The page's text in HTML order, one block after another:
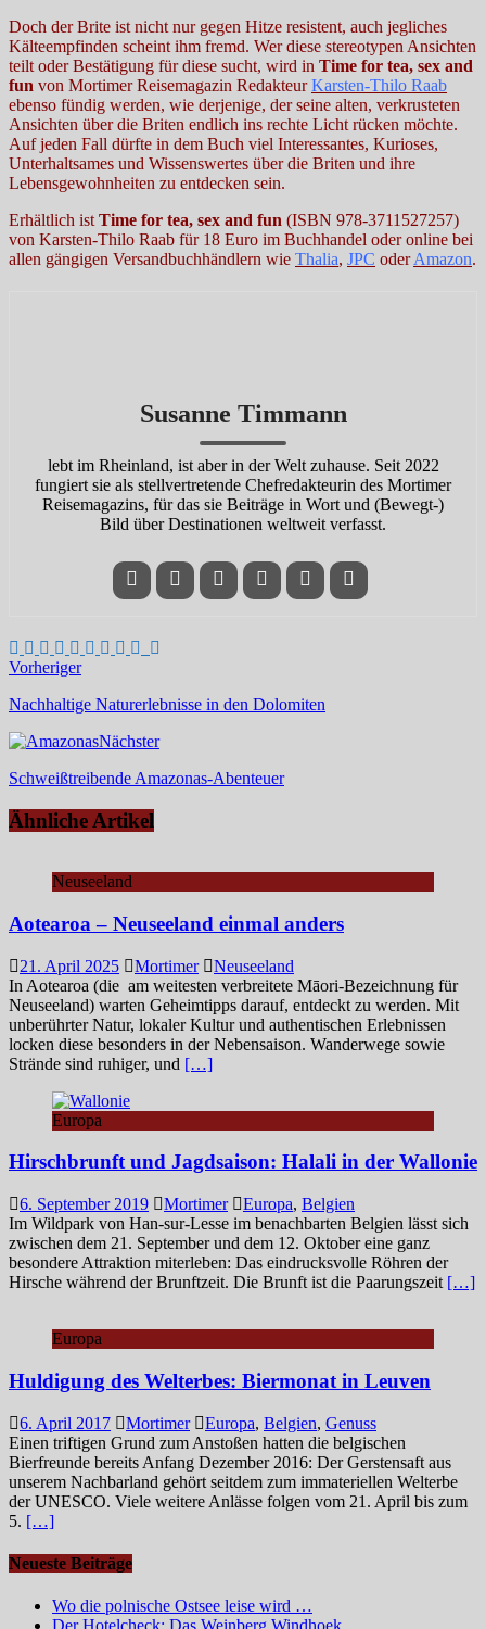
Doch der Brite ist nicht nur gegen Hitze resistent, auch jegliches
Kälteempfinden scheint ihm fremd. Wer diese stereotypen Ansichten
teilt oder Bestätigung für diese sucht, wird in Time for tea, sex and
fun von Mortimer Reisemagazin RedakteurKarsten-Thilo Raab
ebenso fündig werden, wie derjenige, der seine alten, verkrusteten
Ansichten über die Briten endlich ins rechte Licht rücken möchte.
Auf jeden Fall dürfte in dem Buch viel Interessantes, Kurioses,
Unterhaltsames und Wissenswertes über die Briten und ihre
Lebensgewohnheiten zu entdecken sein.
Erhältlich ist Time for tea, sex and fun (ISBN 978-3711527257)
von Karsten-Thilo Raab für 18 Euro im Buchhandel oder online bei
allen gängigen Versandbuchhändlern wie Thalia, JPC oderAmazon.
Susanne Timmann
lebt im Rheinland, ist aber in der Welt zuhause. Seit 2022
fungiert sie als stellvertretende Chefredakteurin des Mortimer
Reisemagazins, für das sie Beiträge in Wort und (Bewegt-)
Bild über Destinationen weltweit verfasst.
Vorheriger
Nachhaltige Naturerlebnisse in den Dolomiten
Nächster
Schweißtreibende Amazonas-Abenteuer
Ähnliche Artikel
Neuseeland
Aotearoa – Neuseeland einmal anders
21. April 2025 Mortimer
Neuseeland
In Aotearoa (die am weitesten verbreitete Māori-Bezeichnung für
Neuseeland) warten Geheimtipps darauf, entdeckt zu werden. Mit
unberührter Natur, lokaler Kultur und authentischen Erlebnissen
locken diese besonders in der Nebensaison. Wanderwege sowie
Strände sind ruhiger, und […]
Europa
Hirschbrunft und Jagdsaison: Halali in der Wallonie
6. September 2019 Mortimer Europa, Belgien
Im Wildpark von Han-sur-Lesse im benachbarten Belgien lässt sich
zwischen dem 21. September und dem 12. Oktober eine ganz
besondere Attraktion miterleben: Das eindrucksvolle Röhren der
Hirsche während der Brunftzeit. Die Brunft ist die Paarungszeit […]
Europa
Huldigung des Welterbes: Biermonat in Leuven
6. April 2017 Mortimer Europa, Belgien, Genuss
Einen triftigen Grund zum Anstoßen hatten die belgischen
Bierfreunde bereits Anfang Dezember 2016: Der Gerstensaft aus
unserem Nachbarland gehört seitdem zum immateriellen Welterbe
der UNESCO. Viele weitere Anlässe folgen vom 21. April bis zum
5. […]
Neueste Beiträge
Wo die polnische Ostsee leise wird …